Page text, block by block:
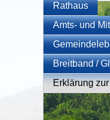
Rathaus
Amts- und
Breitband /
Erklärung